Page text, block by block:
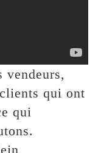
qui ont
qui